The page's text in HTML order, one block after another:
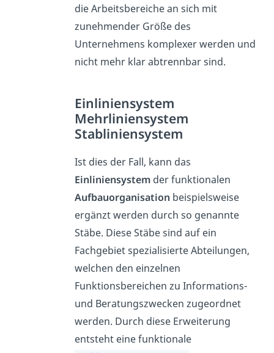
die Arbeitsbereiche an sich mit
zunehmender Größe des
Unternehmens komplexer werden und
nicht mehr klar abtrennbar sind.
Einliniensystem
Mehrliniensystem
Stabliniensystem
Ist dies der Fall, kann das
Einliniensystemder funktionalen
Aufbauorganisation beispielsweise
ergänzt werden durch so genannte
Stäbe. Diese Stäbe sind auf ein
Fachgebiet spezialisierte Abteilungen,
welchen den einzelnen
Funktionsbereichen zu Informations-
und Beratungszwecken zugeordnet
werden. Durch diese Erweiterung
entsteht eine funktionale